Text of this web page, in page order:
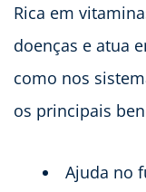
Rica em
doenças e atua
como nos
os principais
Ajuda no